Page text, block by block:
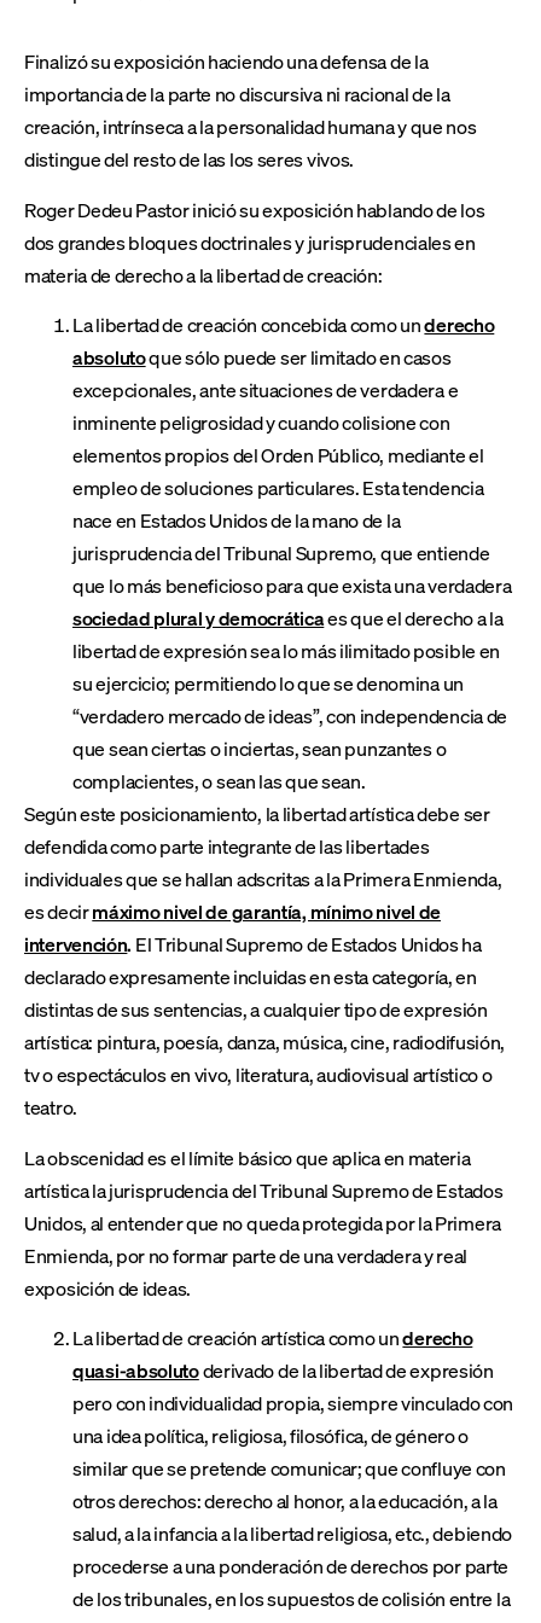
Finalizó su exposición haciendo una defensa de la
importancia de la parte no discursiva ni racional de la
creación, intrínseca a la personalidad humana y que nos
distingue del resto de las los seres vivos.
Roger Dedeu Pastor inició su exposición hablando de los
dos grandes bloques doctrinales y jurisprudenciales en
materia de derecho a la libertad de creación:
La libertad de creación concebida como underecho
absolutoque sólo puede ser limitado en casos
excepcionales, ante situaciones de verdadera e
inminente peligrosidad y cuando colisione con
elementos propios del Orden Público, mediante el
empleo de soluciones particulares. Esta tendencia
nace en Estados Unidos de la mano de la
jurisprudencia del Tribunal Supremo, que entiende
que lo más beneficioso para que exista una verdadera
sociedad plural y democráticaes que el derecho a la
libertad de expresión sea lo más ilimitado posible en
su ejercicio; permitiendo lo que se denomina un
“verdadero mercado de ideas”, con independencia de
que sean ciertas o inciertas, sean punzantes o
complacientes, o sean las que sean.
Según este posicionamiento, la libertad artística debe ser
defendida como parte integrante de las libertades
individuales que se hallan adscritas a la Primera Enmienda,
es decirmáximo nivel de garantía, mínimo nivel de
intervención. El Tribunal Supremo de Estados Unidos ha
declarado expresamente incluidas en esta categoría, en
distintas de sus sentencias, a cualquier tipo de expresión
artística: pintura, poesía, danza, música, cine, radiodifusión,
tv o espectáculos en vivo, literatura, audiovisual artístico o
teatro.
La obscenidad es el límite básico que aplica en materia
artística la jurisprudencia del Tribunal Supremo de Estados
Unidos, al entender que no queda protegida por la Primera
Enmienda, por no formar parte de una verdadera y real
exposición de ideas.
La libertad de creación artística como underecho
quasi-absolutoderivado de la libertad de expresión
pero con individualidad propia, siempre vinculado con
una idea política, religiosa, filosófica, de género o
similar que se pretende comunicar; que confluye con
otros derechos: derecho al honor, a la educación, a la
salud, a la infancia a la libertad religiosa, etc., debiendo
procederse a una ponderación de derechos por parte
de los tribunales, en los supuestos de colisión entre la